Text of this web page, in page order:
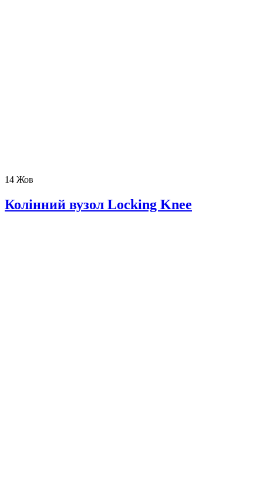
14 Жов
Колінний вузол Locking Knee